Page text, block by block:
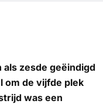
als zesde geëindigd
om de vijfde plek
was een